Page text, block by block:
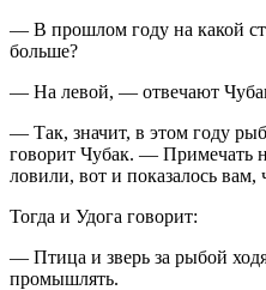
— В прошлом году на какой
больше?
— На левой, — отвечают
— Так, значит, в этом году
говорит Чубак. — Примечать
ловили, вот и показалось
Тогда и Удога говорит:
— Птица и зверь за рыбой
промышлять.